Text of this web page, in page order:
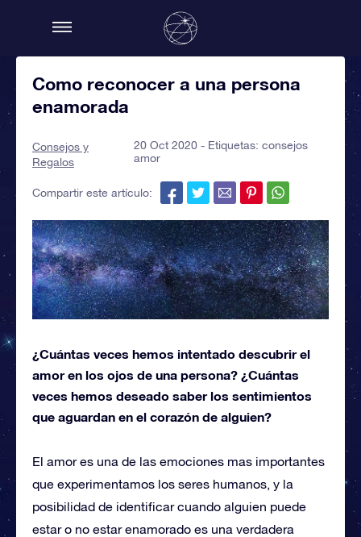
Como reconocer a una persona
enamorada
Consejos y
Regalos
20 Oct 2020 - Etiquetas: consejos
amor
Compartir este artículo:
¿Cuántas veces hemos intentado descubrir el
amor en los ojos de una persona? ¿Cuántas
veces hemos deseado saber los sentimientos
que aguardan en el corazón de alguien?
El amor es una de las emociones mas importantes
que experimentamos los seres humanos, y la
posibilidad de identificar cuando alguien puede
estar o no estar enamorado es una verdadera